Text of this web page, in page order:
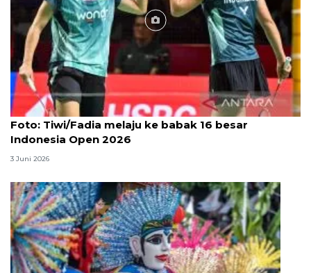
Foto
Foto: Tiwi/Fadia melaju ke babak 16 besar
Indonesia Open 2026
3 Juni 2026